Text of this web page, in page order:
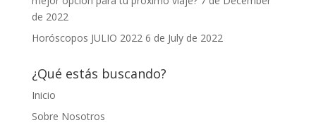
de 2022
Horóscopos JULIO 2022 6 de July de 2022
¿Qué estás buscando?
Inicio
Sobre Nosotros